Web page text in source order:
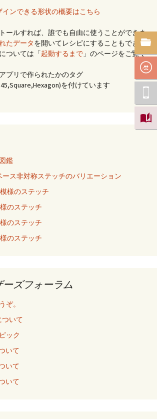
インできる形状の概要はこちら
ールすれば、誰でも自由に使うことができま
たデータを開いてレシピにすることもできま
ついては「起動するまで 」のページをご覧く
プリで作られたかのタグ
を付けています
鑑
ース非対称ステッチのバリエーション
様のステッチ
のステッチ
のステッチ
のステッチ
ズフォーラム
ぞ。
ついて
ック
いて
いて
いて